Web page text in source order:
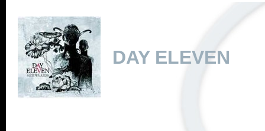
DAY ELEVEN